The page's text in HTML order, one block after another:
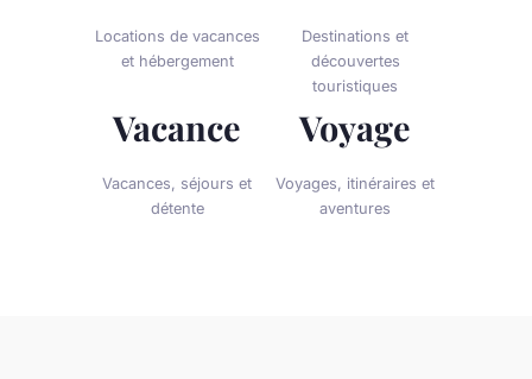
Locations de vacances
et hébergement
Destinations et
découvertes
touristiques
Vacance
Vacances, séjours et
détente
Voyage
Voyages, itinéraires et
aventures